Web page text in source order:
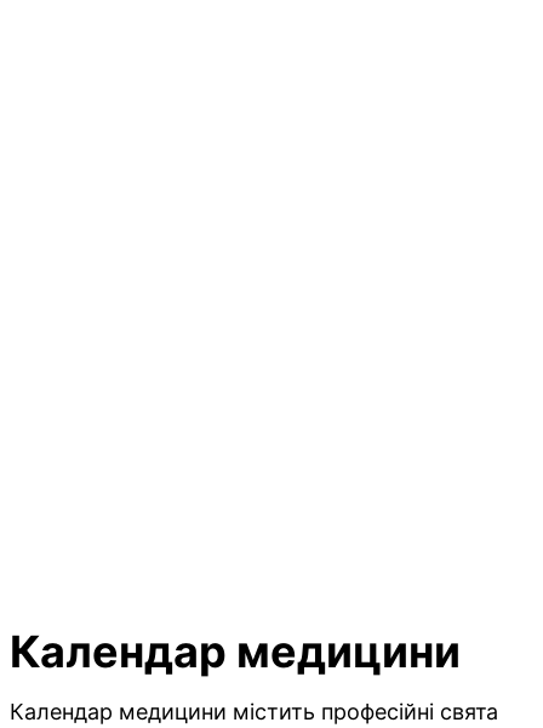
Календар медицини
Календар медицини містить професійні свята